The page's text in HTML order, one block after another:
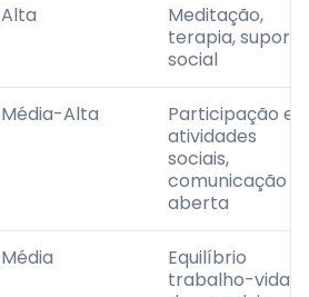
Alta
Meditação,
terapia, suporte
social
Média-Alta
Participação
atividades
sociais,
comunicação
aberta
Média
Equilíbrio
trabalho-vida,